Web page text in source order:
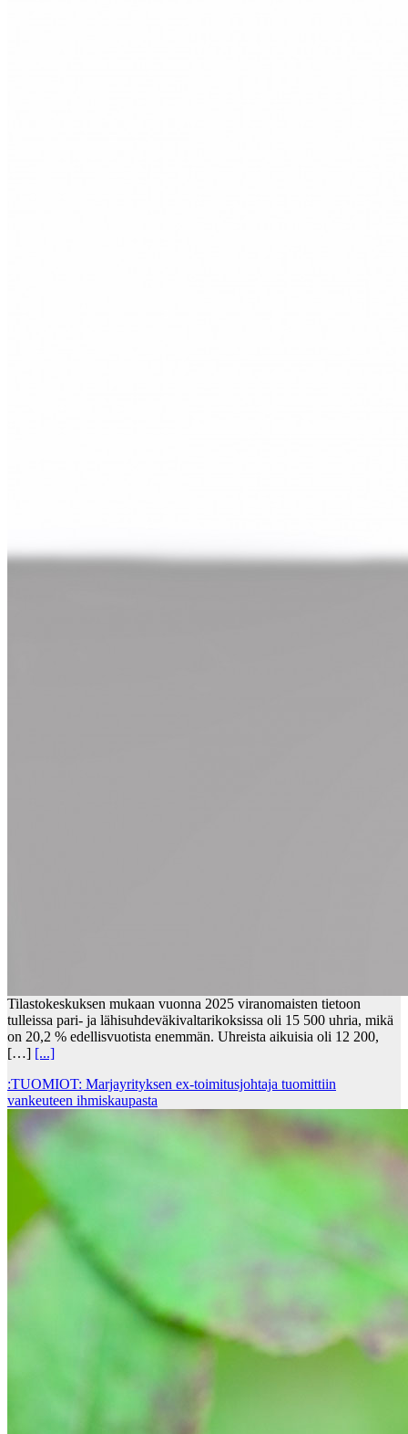
Tilastokeskuksen mukaan vuonna 2025 viranomaisten tietoon
tulleissa pari- ja lähisuhdeväkivaltarikoksissa oli 15 500 uhria, mikä
on 20,2 % edellisvuotista enemmän. Uhreista aikuisia oli 12 200,
[…] [...]
:TUOMIOT: Marjayrityksen ex-toimitusjohtaja tuomittiin
vankeuteen ihmiskaupasta